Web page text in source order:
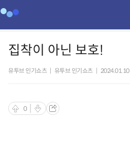
집착이 아닌 보호!
유투브 인기쇼츠 유투브 인기쇼츠 2024.01.10
0